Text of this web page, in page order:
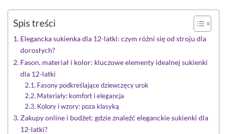
Spis treści
Elegancka sukienka dla 12-latki: czym różni się od stroju dla
dorosłych?
Fason, materiał i kolor: kluczowe elementy idealnej sukienki
dla 12-latki
Fasony podkreślające dziewczęcy urok
Materiały: komfort i elegancja
Kolory i wzory: poza klasyką
Zakupy online i budżet: gdzie znaleźć eleganckie sukienki dla
12-latki?